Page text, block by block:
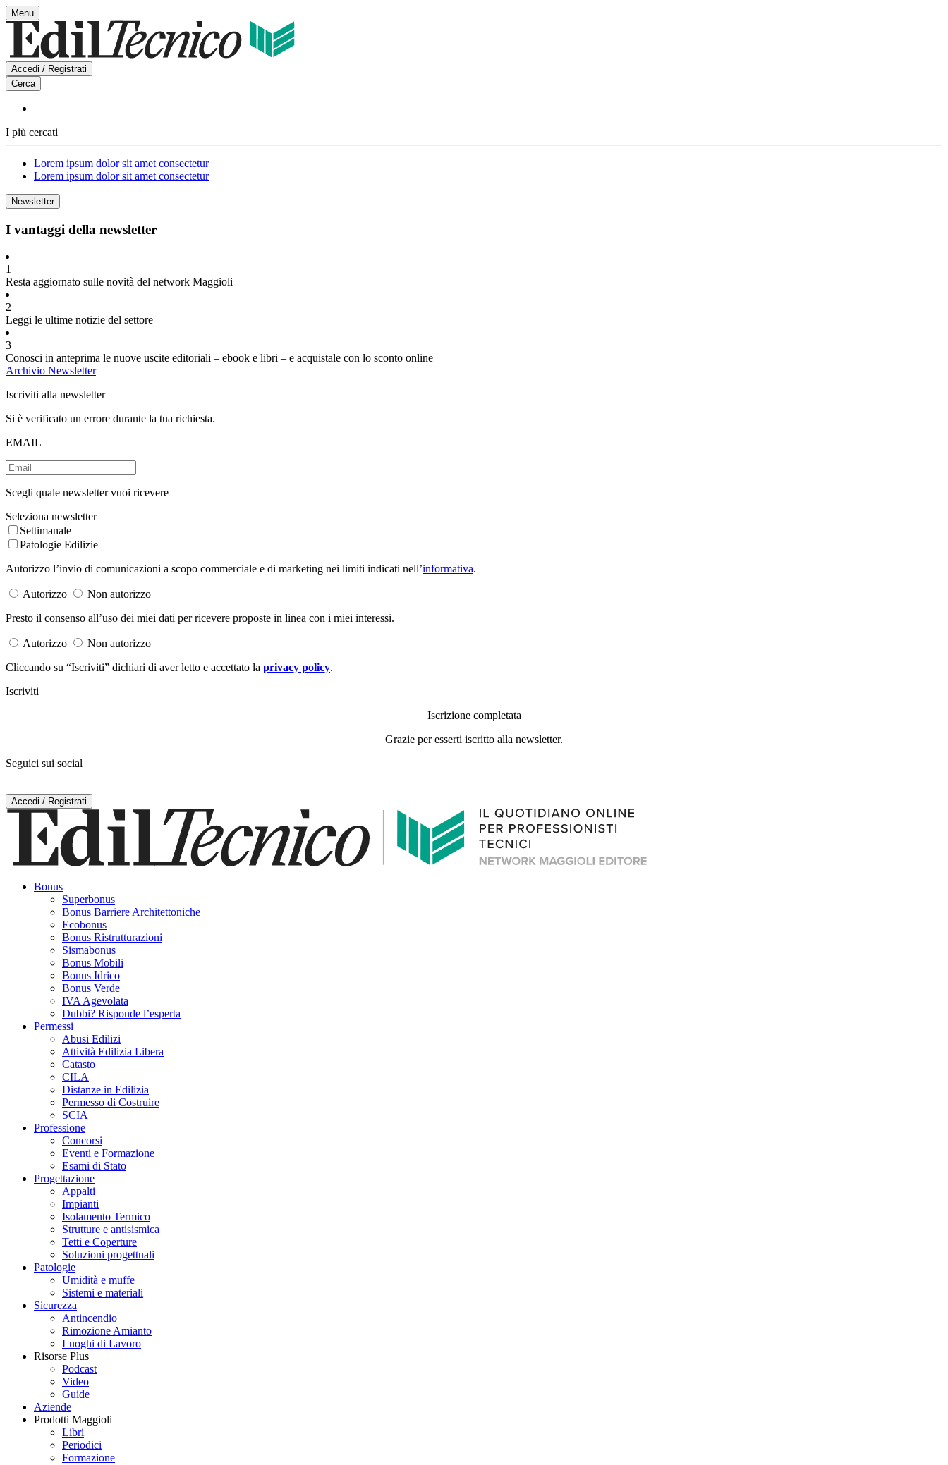
Vai
al
contenuto
Menu
Accedi / Registrati
Cerca
I più cercati
Lorem ipsum dolor sit amet consectetur
Lorem ipsum dolor sit amet consectetur
Newsletter
I vantaggi della newsletter
1
Resta aggiornato sulle novità del network Maggioli
2
Leggi le ultime notizie del settore
3
Conosci in anteprima le nuove uscite editoriali – ebook e libri – e acquistale con lo sconto online
Archivio Newsletter
Iscriviti alla newsletter
Si è verificato un errore durante la tua richiesta.
EMAIL
Scegli quale newsletter vuoi ricevere
Seleziona newsletter
Settimanale
Patologie Edilizie
Autorizzo l’invio di comunicazioni a scopo commerciale e di marketing nei limiti indicati nell’informativa.
Autorizzo
Non autorizzo
Presto il consenso all’uso dei miei dati per ricevere proposte in linea con i miei interessi.
Autorizzo
Non autorizzo
Cliccando su “Iscriviti” dichiari di aver letto e accettato la privacy policy.
Iscriviti
Iscrizione completata
Grazie per esserti iscritto alla newsletter.
Seguici sui social
Accedi / Registrati
Bonus
Superbonus
Bonus Barriere Architettoniche
Ecobonus
Bonus Ristrutturazioni
Sismabonus
Bonus Mobili
Bonus Idrico
Bonus Verde
IVA Agevolata
Dubbi? Risponde l’esperta
Permessi
Abusi Edilizi
Attività Edilizia Libera
Catasto
CILA
Distanze in Edilizia
Permesso di Costruire
SCIA
Professione
Concorsi
Eventi e Formazione
Esami di Stato
Progettazione
Appalti
Impianti
Isolamento Termico
Strutture e antisismica
Tetti e Coperture
Soluzioni progettuali
Patologie
Umidità e muffe
Sistemi e materiali
Sicurezza
Antincendio
Rimozione Amianto
Luoghi di Lavoro
Risorse Plus
Podcast
Video
Guide
Aziende
Prodotti Maggioli
Libri
Periodici
Formazione